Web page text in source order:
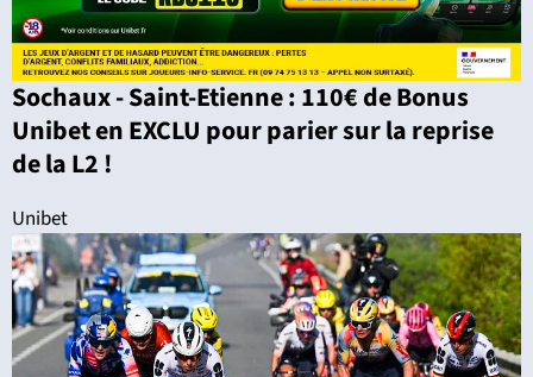
Sochaux - Saint-Etienne : 110€ de Bonus
Unibet en EXCLU pour parier sur la reprise
de la L2 !
Unibet